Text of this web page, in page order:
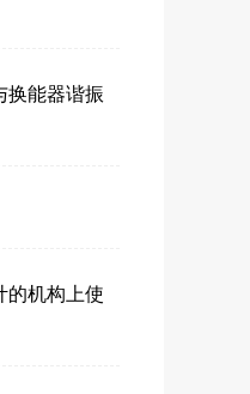
换能器谐振
的机构上使